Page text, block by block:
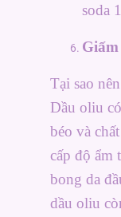
soda
Tại sao
Dầu oliu
béo và
cấp độ ẩm
bong da
dầu oliu